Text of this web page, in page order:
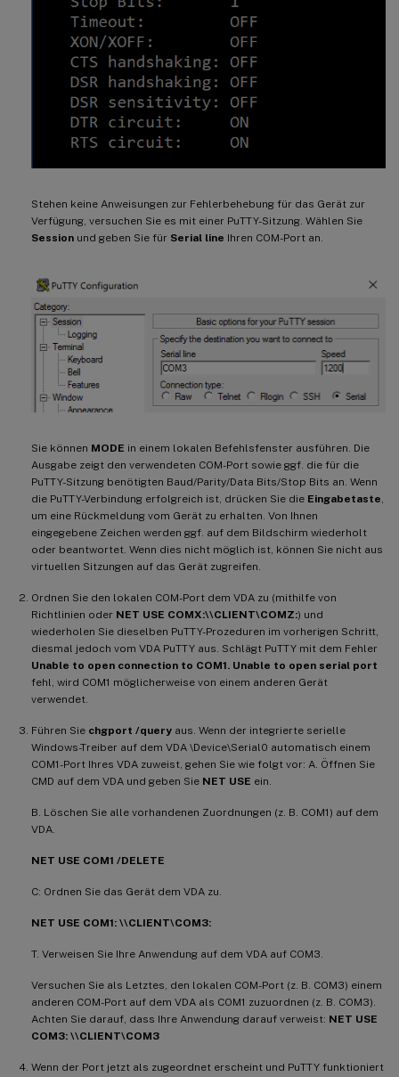
Stehen keine Anweisungen zur Fehlerbehebung für das Gerät zur
Verfügung, versuchen Sie es mit einer PuTTY-Sitzung. Wählen Sie
Session und geben Sie für Serial line Ihren COM-Port an.
Sie können MODE in einem lokalen Befehlsfenster ausführen. Die
Ausgabe zeigt den verwendeten COM-Port sowie ggf. die für die
PuTTY-Sitzung benötigten Baud/Parity/Data Bits/Stop Bits an. Wenn
die PuTTY-Verbindung erfolgreich ist, drücken Sie die Eingabetaste,
um eine Rückmeldung vom Gerät zu erhalten. Von Ihnen
eingegebene Zeichen werden ggf. auf dem Bildschirm wiederholt
oder beantwortet. Wenn dies nicht möglich ist, können Sie nicht aus
virtuellen Sitzungen auf das Gerät zugreifen.
Ordnen Sie den lokalen COM-Port dem VDA zu (mithilfe von
Richtlinien oder NET USE COMX:\\CLIENT\COMZ:) und
wiederholen Sie dieselben PuTTY-Prozeduren im vorherigen Schritt,
diesmal jedoch vom VDA PuTTY aus. Schlägt PuTTY mit dem Fehler
Unable to open connection to COM1. Unable to open serial port
fehl, wird COM1 möglicherweise von einem anderen Gerät
verwendet.
Führen Sie chgport /query aus. Wenn der integrierte serielle
Windows-Treiber auf dem VDA \Device\Serial0 automatisch einem
COM1-Port Ihres VDA zuweist, gehen Sie wie folgt vor: A. Öffnen Sie
CMD auf dem VDA und geben Sie NET USE ein.
B. Löschen Sie alle vorhandenen Zuordnungen (z. B. COM1) auf dem
VDA.
NET USE COM1 /DELETE
C: Ordnen Sie das Gerät dem VDA zu.
NET USE COM1: \\CLIENT\COM3:
T. Verweisen Sie Ihre Anwendung auf dem VDA auf COM3.
Versuchen Sie als Letztes, den lokalen COM-Port (z. B. COM3) einem
anderen COM-Port auf dem VDA als COM1 zuzuordnen (z. B. COM3).
Achten Sie darauf, dass Ihre Anwendung darauf verweist: NET USE
COM3: \\CLIENT\COM3
Wenn der Port jetzt als zugeordnet erscheint und PuTTY funktioniert